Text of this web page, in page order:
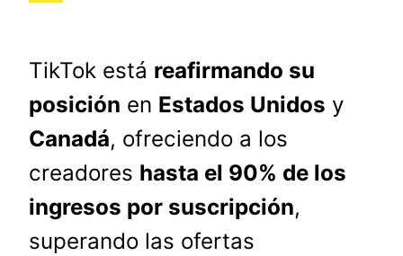
TikTok está reafirmando su
posición en Estados Unidos y
Canadá, ofreciendo a los
creadores hasta el 90% de los
ingresos por suscripción,
superando las ofertas